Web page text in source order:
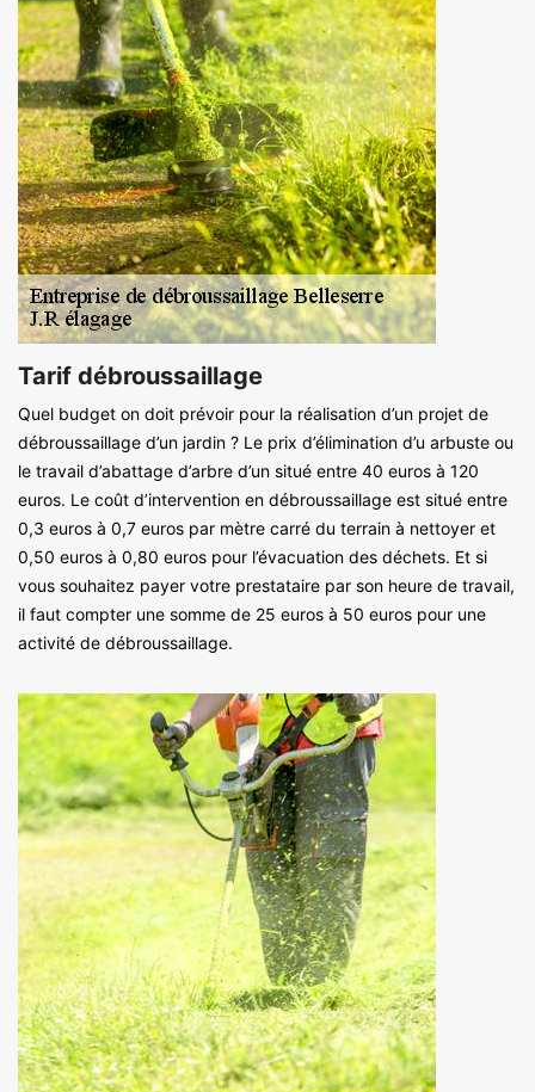
Tarif débroussaillage
Quel budget on doit prévoir pour la réalisation d’un projet de
débroussaillage d’un jardin ? Le prix d’élimination d’u arbuste ou
le travail d’abattage d’arbre d’un situé entre 40 euros à 120
euros. Le coût d’intervention en débroussaillage est situé entre
0,3 euros à 0,7 euros par mètre carré du terrain à nettoyer et
0,50 euros à 0,80 euros pour l’évacuation des déchets. Et si
vous souhaitez payer votre prestataire par son heure de travail,
il faut compter une somme de 25 euros à 50 euros pour une
activité de débroussaillage.